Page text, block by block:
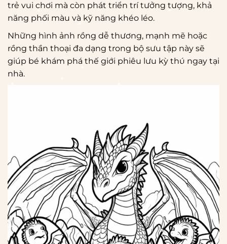
trẻ vui chơi mà còn phát triển trí tưởng tượng, khả
năng phối màu và kỹ năng khéo léo.
Những hình ảnh rồng dễ thương, mạnh mẽ hoặc
rồng thần thoại đa dạng trong bộ sưu tập này sẽ
giúp bé khám phá thế giới phiêu lưu kỳ thú ngay tại
nhà.
*
*
*
*
*
*
*
*
*
*
*
*
*
*